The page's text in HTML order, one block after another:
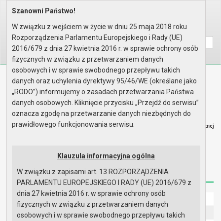
Home Prawo lokalne
Wyszukaj na stronie:
A
Biuletyn Informacji Publicznej
Urząd Miasta i Gminy w Gryfinie
Strona główna Mapa serwisu Aktualności
Redakcja Instrukcja korzystania Dostępność
UMiG - telefony wewnętrzne
Szanowni Państwo!
W związku z wejściem w życie w dniu 25 maja 2018 roku
Rozporządzenia Parlamentu Europejskiego i Rady (UE)
2016/679 z dnia 27 kwietnia 2016 r. w sprawie ochrony osób
fizycznych w związku z przetwarzaniem danych
osobowych i w sprawie swobodnego przepływu takich
danych oraz uchylenia dyrektywy 95/46/WE (określane jako
„RODO”) informujemy o zasadach przetwarzania Państwa
danych osobowych. Kliknięcie przycisku „Przejdź do serwisu”
oznacza zgodę na przetwarzanie danych niezbędnych do
prawidłowego funkcjonowania serwisu.
Klauzula informacyjna ogólna
W związku z zapisami art. 13 ROZPORZĄDZENIA
PARLAMENTU EUROPEJSKIEGO I RADY (UE) 2016/679 z
dnia 27 kwietnia 2016 r. w sprawie ochrony osób
fizycznych w związku z przetwarzaniem danych
osobowych i w sprawie swobodnego przepływu takich